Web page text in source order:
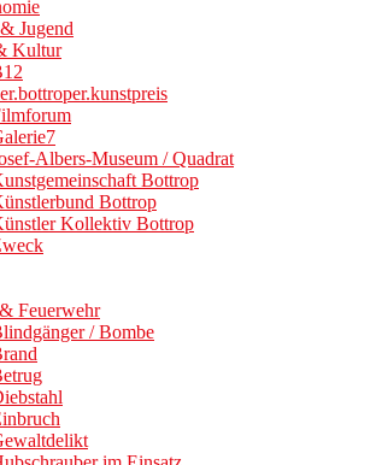
Jugend
Kultur
Albers-Museum / Quadrat
Bottrop
Bottrop
Kollektiv Bottrop
Feuerwehr
/ Bombe